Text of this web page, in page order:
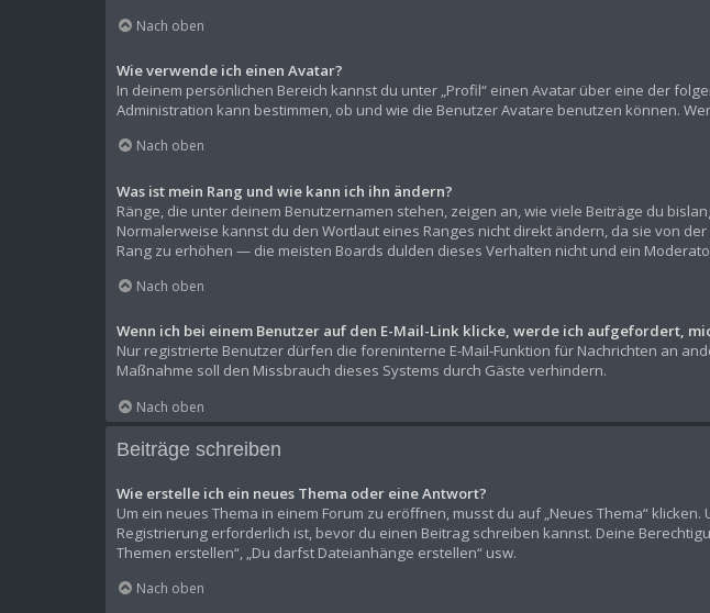
Nach oben
Wie verwende ich einen Avatar?
In deinem persönlichen Bereich kannst du unter „Profil“ einen Avatar über eine der
Administration kann bestimmen, ob und wie die Benutzer Avatare benutzen können.
Nach oben
Was ist mein Rang und wie kann ich ihn ändern?
Ränge, die unter deinem Benutzernamen stehen, zeigen an, wie viele Beiträge du
Normalerweise kannst du den Wortlaut eines Ranges nicht direkt ändern, da sie von
Rang zu erhöhen — die meisten Boards dulden dieses Verhalten nicht und ein
Nach oben
Wenn ich bei einem Benutzer auf den E-Mail-Link klicke, werde ich aufgefordert,
Nur registrierte Benutzer dürfen die foreninterne E-Mail-Funktion für Nachrichten an
Maßnahme soll den Missbrauch dieses Systems durch Gäste verhindern.
Nach oben
Beiträge schreiben
Wie erstelle ich ein neues Thema oder eine Antwort?
Um ein neues Thema in einem Forum zu eröffnen, musst du auf „Neues Thema“
Registrierung erforderlich ist, bevor du einen Beitrag schreiben kannst. Deine
Themen erstellen“, „Du darfst Dateianhänge erstellen“ usw.
Nach oben